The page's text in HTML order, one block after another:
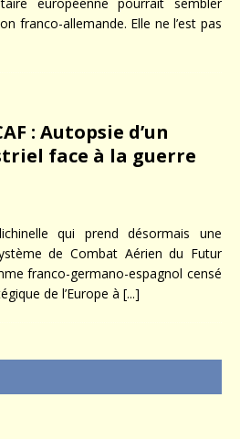
franco-allemande. Elle ne l’est pas
: Autopsie d’un
face à la guerre
qui prend désormais une
de Combat Aérien du Futur
franco-germano-espagnol censé
de l’Europe à [...]